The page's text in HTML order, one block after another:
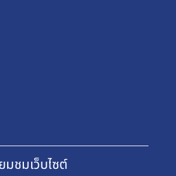
มชมเว็บไซต์